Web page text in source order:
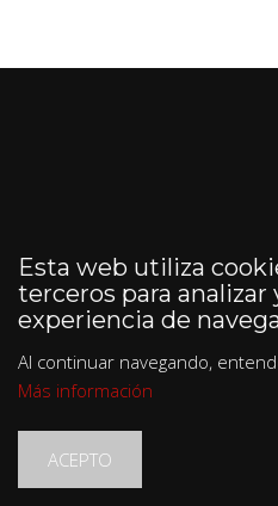
Esta web utiliza
terceros para
experiencia de
Al continuar navegando,
Más información
ACEPTO